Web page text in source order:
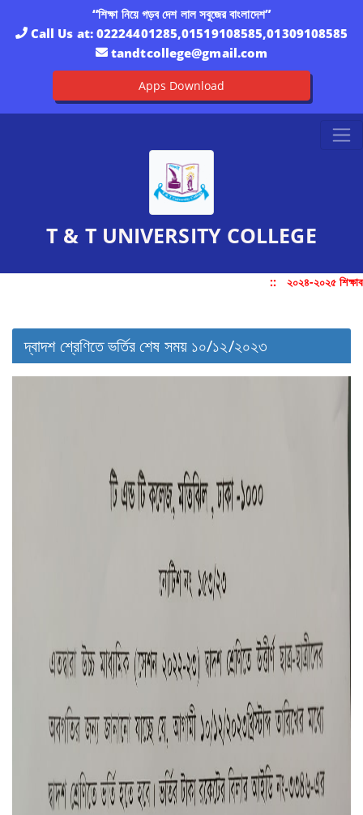
“শিক্ষা নিয়ে গড়ব দেশ লাল সবুজের বাংলাদেশ”
Call Us at: 02224401285,01519108585,01309108585
tandtcollege@gmail.com
Apps Download
T & T UNIVERSITY COLLEGE
:: ২০২৪-২০২৫
দ্বাদশ শ্রেণিতে ভর্তির শেষ সময় ১০/১২/২০২৩